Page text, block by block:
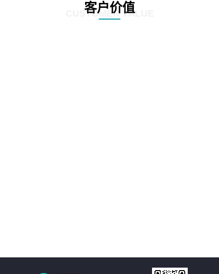
客户价值
CUSTOMER VALUE